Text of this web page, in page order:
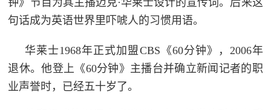
钟》节目为其主播迈克·华莱士设计的宣传词。后来这
句话成为英语世界里吓唬人的习惯用语。
华莱士1968年正式加盟CBS《60分钟》，2006年
退休。他登上《60分钟》主播台并确立新闻记者的职
业声誉时，已经五十岁了。